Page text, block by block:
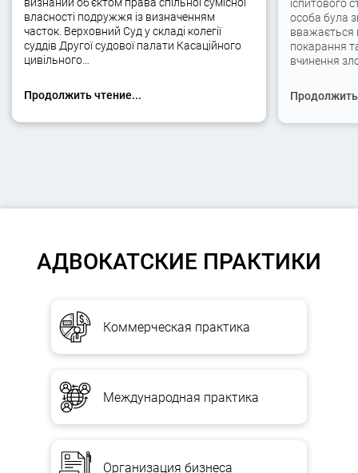
власності подружжя із визначенням
часток. Верховний Суд у складі колегії
суддів Другої судової палати Касаційного
цивільного…
Продолжить чтение...
іспитового
особа була
вважається
покарання
вчинення
АДВОКАТСКИЕ ПРАКТИКИ
Коммерческая практика
Международная практика
Организация бизнеса